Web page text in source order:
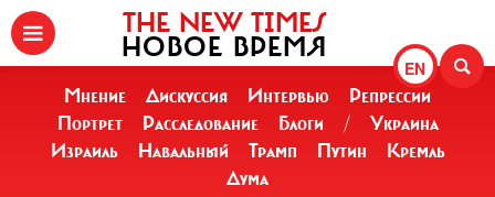
EN
THE NEW TIMES
НОВОЕ ВРЕМЯ
Мнение Дискуссия Интервью
Репрессии
Портрет
Расследование Блоги /
Украина
Израиль
Навальный Трамп Путин
Кремль
Дума